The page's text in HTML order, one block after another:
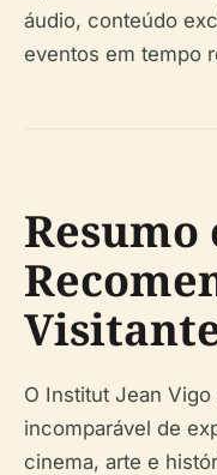
áudio, conteúdo
eventos em tempo
Resumo
O Institut Jean
incomparável de
cinema, arte e